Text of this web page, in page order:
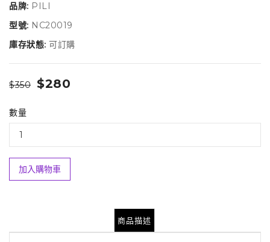
品牌: PILI
型號: NC20019
庫存狀態: 可訂購
$350 $280
數量
加入購物車
商品描述